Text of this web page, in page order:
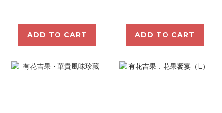
ADD TO CART ADD TO CART